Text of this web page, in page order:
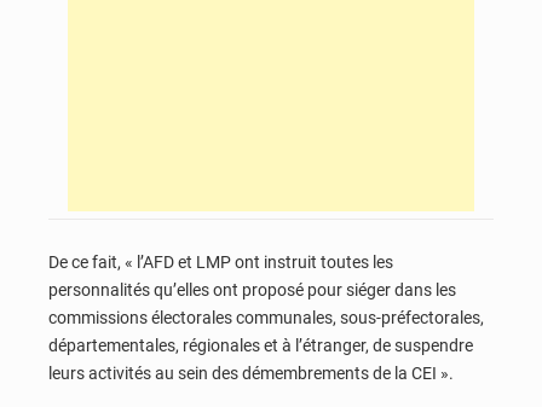
De ce fait, « l’AFD et LMP ont instruit toutes les
personnalités qu’elles ont proposé pour siéger dans les
commissions électorales communales, sous-préfectorales,
départementales, régionales et à l’étranger, de suspendre
leurs activités au sein des démembrements de la CEI ».